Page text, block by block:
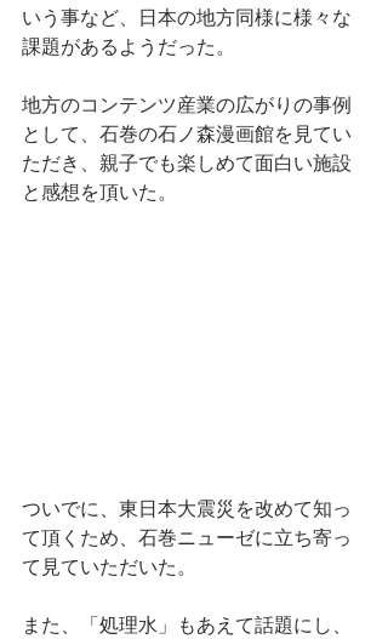
いう事など、日本の地方同様に様々な
課題があるようだった。
地方のコンテンツ産業の広がりの事例
として、石巻の石ノ森漫画館を見てい
ただき、親子でも楽しめて面白い施設
と感想を頂いた。
ついでに、東日本大震災を改めて知っ
て頂くため、石巻ニューゼに立ち寄っ
て見ていただいた。
また、「処理水」もあえて話題にし、